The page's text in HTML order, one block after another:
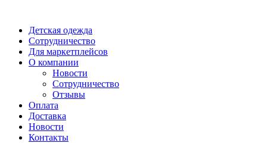
Детская одежда
Сотрудничество
Для маркетплейсов
О компании
Новости
Сотрудничество
Отзывы
Оплата
Доставка
Новости
Контакты